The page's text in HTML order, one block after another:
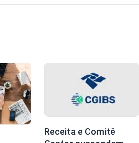
Receita e Comitê